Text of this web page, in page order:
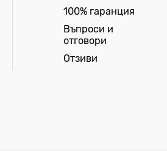
100% гаранция
Въпроси и
отговори
Отзиви